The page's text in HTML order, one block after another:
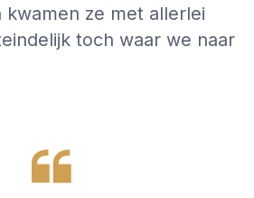
kwamen ze met allerlei
toch waar we naar